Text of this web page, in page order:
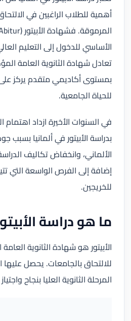
أهمية للطلاب الراغبين في
الأساسي للدخول إلى التعليم
تعادل شهادة الثانوية العامة
بمستوى أكاديمي متقدم يركز
للحياة الجامعية.
في السنوات الأخيرة ازداد اهتمام
بدراسة الأبيتور في ألمانيا بسبب
الألماني، وانخفاض تكاليف
إضافة إلى الفرص الواسعة التي
للخريجين.
ما هو دراسة
الأبيتور هو شهادة الثانوية
للالتحاق بالجامعات. يحصل عليها
المرحلة الثانوية العليا بنجاح